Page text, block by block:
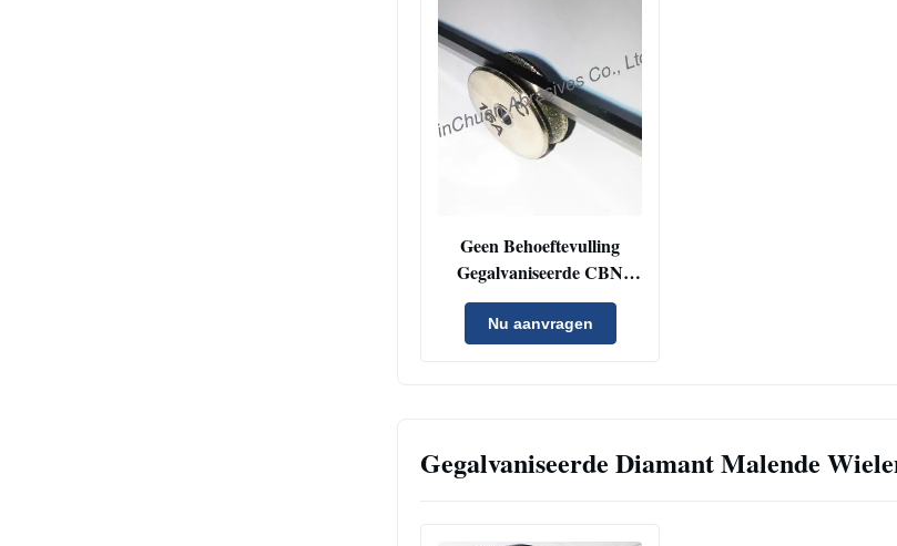
Geen Behoeftevulling
Gegalvaniseerde CBN
Malende Wielen met Lang
Beroepsleven
Nu aanvragen
Gegalvaniseerde Diamant Malende